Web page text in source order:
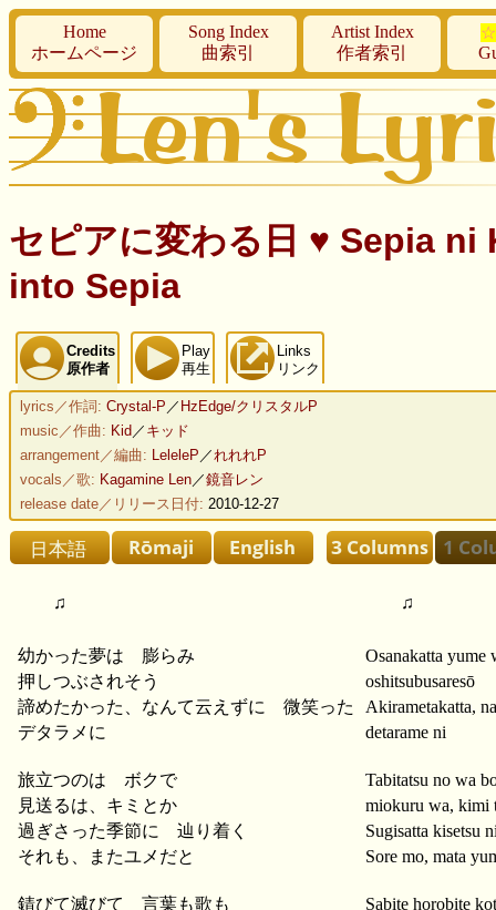
Home
ホームページ
Song Index
曲索引
Artist Index
作者索引
セピアに変わる日 ♥ Sepia
into Sepia
Credits
原作者
Play
再生
Links
リンク
lyrics／作詞: Crystal-P ／ HzEdge/クリスタルP
music／作曲: Kid ／ キッド
arrangement／編曲:
LeleleP ／れれれP
vocals／歌: Kagamine Len ／鏡音レン
release date／リリース日付: 2010-12-27
♫ ♫
幼かった夢は 膨らみ
Osanakatta yume
押しつぶされそう
oshitsubusaresō
諦めたかった、なんて云えずに 微笑った
Akirametakatta,
デタラメに
detarame ni
旅立つのは ボクで
Tabitatsu no wa
見送るは、キミとか
miokuru wa, kimi
過ぎさった季節に 辿り着く
Sugisatta kisetsu
それも、またユメだと
Sore mo, mata
錆びて滅びて 言葉も歌も
Sabite horobite